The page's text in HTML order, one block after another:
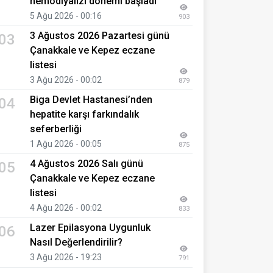
5 Ağu 2026 - 00:16 903
3 Ağustos 2026 Pazartesi günü
Çanakkale ve Kepez eczane
listesi
3 Ağu 2026 - 00:02 879
Biga Devlet Hastanesi’nden
hepatite karşı farkındalık
seferberliği
1 Ağu 2026 - 00:05 875
4 Ağustos 2026 Salı günü
Çanakkale ve Kepez eczane
listesi
4 Ağu 2026 - 00:02 833
Lazer Epilasyona Uygunluk
Nasıl Değerlendirilir?
3 Ağu 2026 - 19:23 791